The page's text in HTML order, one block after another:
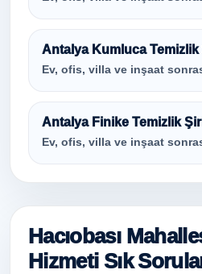
Antalya Kumluca Temizlik
Ev, ofis, villa ve inşaat
Antalya Finike Temizlik
Ev, ofis, villa ve inşaat
Hacıobası
Hizmeti Sık